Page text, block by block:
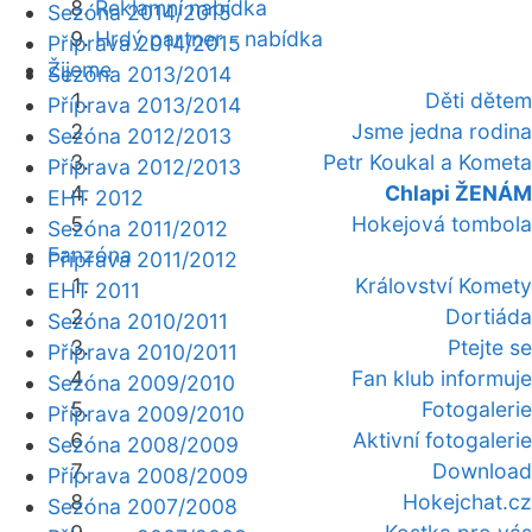
Reklamní nabídka
Hrdý partner - nabídka
Žijeme
Děti dětem
Jsme jedna rodina
Petr Koukal a Kometa
Chlapi ŽENÁM
Hokejová tombola
Fanzóna
Království Komety
Dortiáda
Ptejte se
Fan klub informuje
Fotogalerie
Aktivní fotogalerie
Download
Hokejchat.cz
Sezóna 2014/2015
Příprava 2014/2015
Sezóna 2013/2014
Příprava 2013/2014
Sezóna 2012/2013
Příprava 2012/2013
EHT 2012
Sezóna 2011/2012
Příprava 2011/2012
EHT 2011
Sezóna 2010/2011
Příprava 2010/2011
Sezóna 2009/2010
Příprava 2009/2010
Sezóna 2008/2009
Příprava 2008/2009
Sezóna 2007/2008